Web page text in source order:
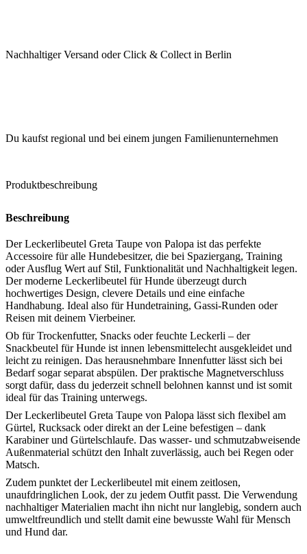
Nachhaltiger Versand oder Click & Collect in Berlin
Du kaufst regional und bei einem jungen Familienunternehmen
Produktbeschreibung
Beschreibung
Der Leckerlibeutel Greta Taupe von Palopa ist das perfekte
Accessoire für alle Hundebesitzer, die bei Spaziergang, Training
oder Ausflug Wert auf Stil, Funktionalität und Nachhaltigkeit legen.
Der moderne Leckerlibeutel für Hunde überzeugt durch
hochwertiges Design, clevere Details und eine einfache
Handhabung. Ideal also für Hundetraining, Gassi-Runden oder
Reisen mit deinem Vierbeiner.
Ob für Trockenfutter, Snacks oder feuchte Leckerli – der
Snackbeutel für Hunde ist innen lebensmittelecht ausgekleidet und
leicht zu reinigen. Das herausnehmbare Innenfutter lässt sich bei
Bedarf sogar separat abspülen. Der praktische Magnetverschluss
sorgt dafür, dass du jederzeit schnell belohnen kannst und ist somit
ideal für das Training unterwegs.
Der Leckerlibeutel Greta Taupe von Palopa lässt sich flexibel am
Gürtel, Rucksack oder direkt an der Leine befestigen – dank
Karabiner und Gürtelschlaufe. Das wasser- und schmutzabweisende
Außenmaterial schützt den Inhalt zuverlässig, auch bei Regen oder
Matsch.
Zudem punktet der Leckerlibeutel mit einem zeitlosen,
unaufdringlichen Look, der zu jedem Outfit passt. Die Verwendung
nachhaltiger Materialien macht ihn nicht nur langlebig, sondern auch
umweltfreundlich und stellt damit eine bewusste Wahl für Mensch
und Hund dar.